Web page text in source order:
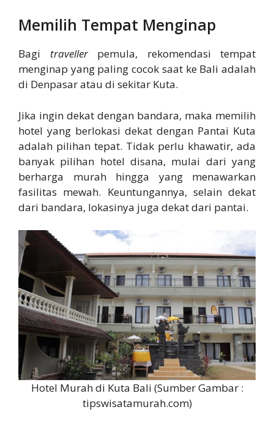
Memilih Tempat Menginap
Bagi travellerpemula, rekomendasi tempat
menginap yang paling cocok saat ke Bali adalah
di Denpasar atau di sekitar Kuta.
Jika ingin dekat dengan bandara, maka memilih
hotel yang berlokasi dekat dengan Pantai Kuta
adalah pilihan tepat. Tidak perlu khawatir, ada
banyak pilihan hotel disana, mulai dari yang
berharga murah hingga yang menawarkan
fasilitas mewah. Keuntungannya, selain dekat
dari bandara, lokasinya juga dekat dari pantai.
Hotel Murah di Kuta Bali (Sumber Gambar :
tipswisatamurah.com)